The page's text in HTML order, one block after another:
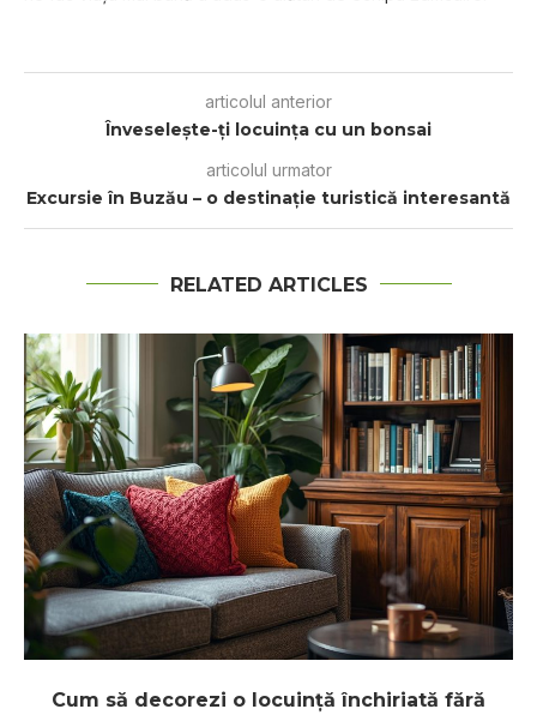
articolul anterior
Înveselește-ți locuința cu un bonsai
articolul urmator
Excursie în Buzău – o destinație turistică interesantă
RELATED ARTICLES
Cum să decorezi o locuință închiriată fără